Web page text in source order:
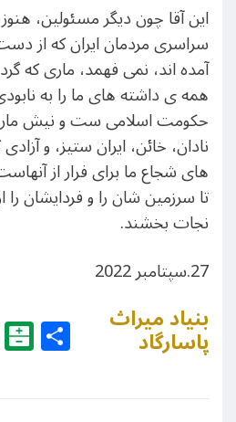
این آقا چون دیگر مسئولین،
سراسری مردمان ایران که از
آمده اند، نمی فهمد، ماری که
همه ی داشته های ما را به
حکومت اسلامی ست و نیش مار
نادان، خائن، ایران ستیز، و
های شجاع ما برای فرار از
تا سرزمین شان را و فردایشان
نجات بخشند.
27.سپتامبر 2022
LinkedIn
Balatarin
Share
بنیاد میراث
پاسارگاد